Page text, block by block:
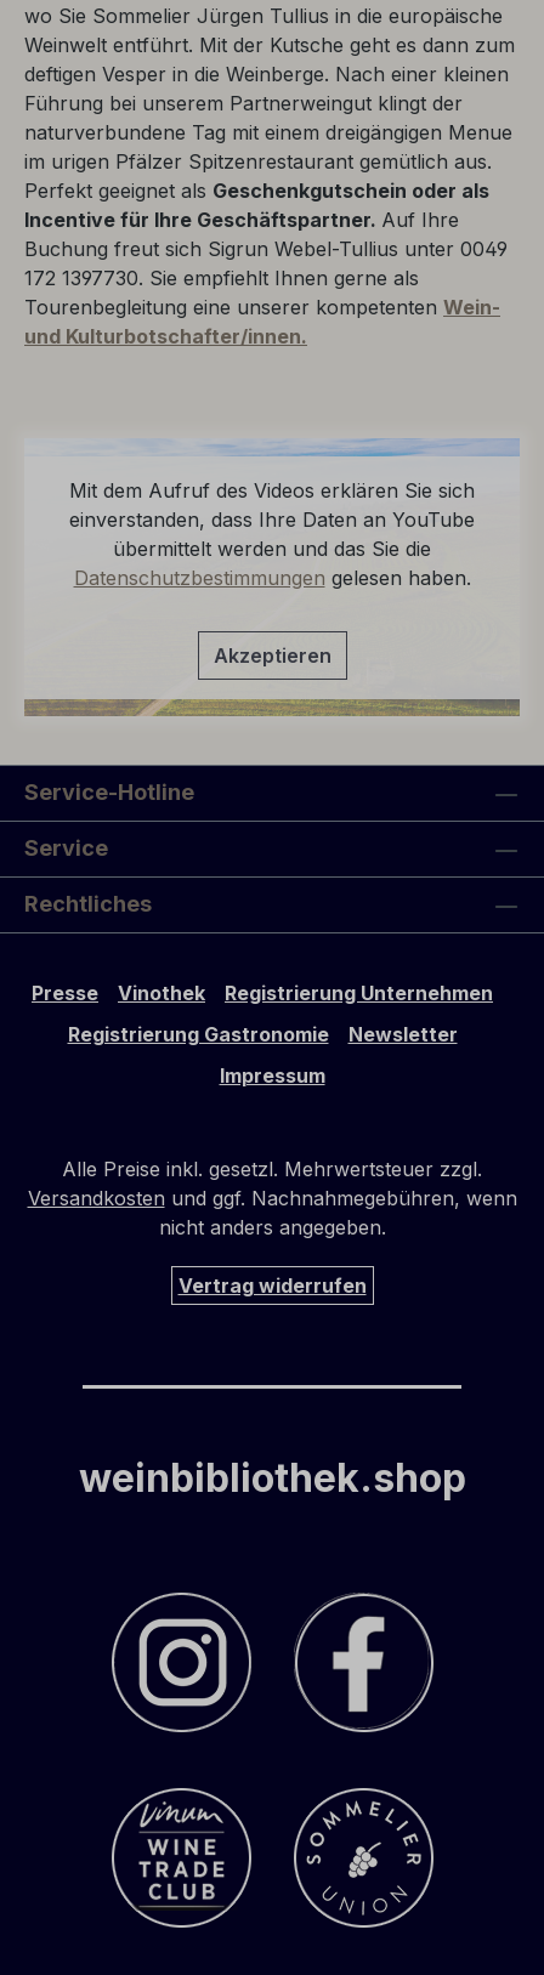
wo Sie Sommelier Jürgen Tullius in die europäische
Weinwelt entführt. Mit der Kutsche geht es dann zum
deftigen Vesper in die Weinberge. Nach einer kleinen
Führung bei unserem Partnerweingut klingt der
naturverbundene Tag mit einem dreigängigen Menue
im urigen Pfälzer Spitzenrestaurant gemütlich aus.
Perfekt geeignet als Geschenkgutschein oder als
Incentive für Ihre Geschäftspartner. Auf Ihre
Buchung freut sich Sigrun Webel-Tullius unter 0049
172 1397730. Sie empfiehlt Ihnen gerne als
Tourenbegleitung eine unserer kompetenten Wein-
und Kulturbotschafter/innen.
Mit dem Aufruf des Videos erklären Sie sich
einverstanden, dass Ihre Daten an YouTube
übermittelt werden und das Sie die
Datenschutzbestimmungen gelesen haben.
Akzeptieren
Service-Hotline
Service
Rechtliches
Presse Vinothek
Registrierung Unternehmen
Registrierung Gastronomie
Newsletter
Impressum
Alle Preise inkl. gesetzl. Mehrwertsteuer zzgl.
Versandkosten und ggf. Nachnahmegebühren, wenn
nicht anders angegeben.
Vertrag widerrufen
weinbibliothek.shop